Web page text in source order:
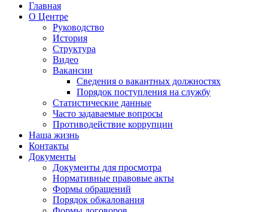
Главная
О Центре
Руководство
История
Структура
Видео
Вакансии
Сведения о вакантных должностях
Порядок поступления на службу
Статистические данные
Часто задаваемые вопросы
Противодействие коррупции
Наша жизнь
Контакты
Документы
Документы для просмотра
Нормативные правовые акты
Формы обращений
Порядок обжалования